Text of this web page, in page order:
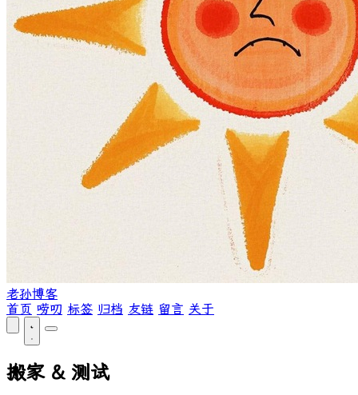
老孙博客
首页 唠叨 标签 归档 友链 留言 关于
搬家 & 测试